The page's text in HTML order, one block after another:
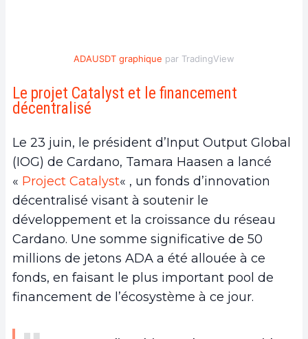
ADAUSDT graphique par TradingView
Le projet Catalyst et le financement
décentralisé
Le 23 juin, le président d’Input Output Global
(IOG) de Cardano, Tamara Haasen a lancé
« Project Catalyst« , un fonds d’innovation
décentralisé visant à soutenir le
développement et la croissance du réseau
Cardano. Une somme significative de 50
millions de jetons ADA a été allouée à ce
fonds, en faisant le plus important pool de
financement de l’écosystème à ce jour.